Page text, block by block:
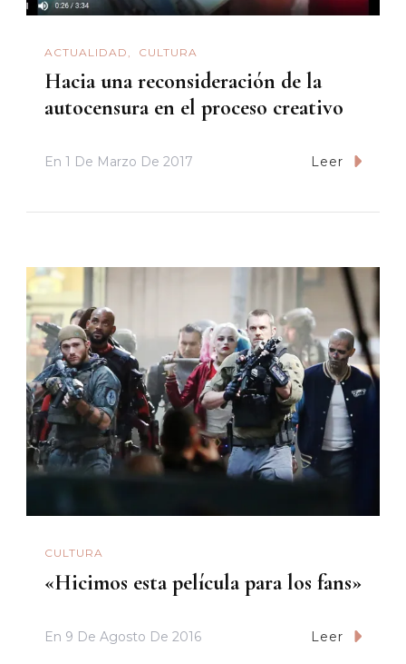
ACTUALIDAD CULTURA
Hacia una reconsideración de la
autocensura en el proceso creativo
En 1 De Marzo De 2017 Leer
CULTURA
«Hicimos esta película para los fans»
En 9 De Agosto De 2016 Leer